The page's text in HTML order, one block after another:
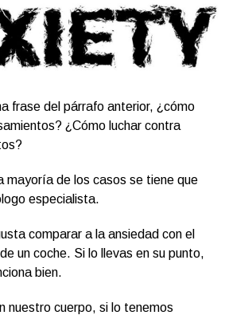
frase del párrafo anterior, ¿cómo
¿Cómo luchar contra
mayoría de los casos se tiene que
especialista.
comparar a la ansiedad con el
un coche. Si lo llevas en su punto,
bien.
nuestro cuerpo, si lo tenemos